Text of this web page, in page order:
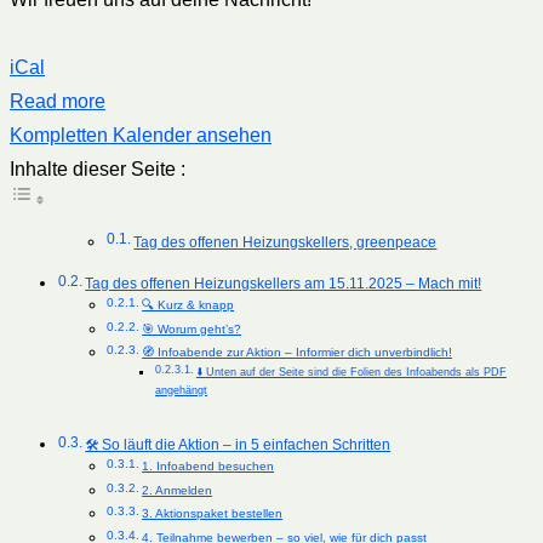
iCal
Read more
Kompletten Kalender ansehen
Inhalte dieser Seite :
Tag des offenen Heizungskellers, greenpeace
Tag des offenen Heizungskellers am 15.11.2025 – Mach mit!
🔍 Kurz & knapp
🎯 Worum geht’s?
🧭 Infoabende zur Aktion – Informier dich unverbindlich!
⬇️ Unten auf der Seite sind die Folien des Infoabends als PDF
angehängt
🛠 So läuft die Aktion – in 5 einfachen Schritten
1. Infoabend besuchen
2. Anmelden
3. Aktionspaket bestellen
4. Teilnahme bewerben – so viel, wie für dich passt